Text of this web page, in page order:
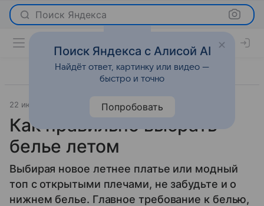
Поиск Яндекса
22 июня 2016
Как правильно выбрать
белье летом
Выбирая новое летнее платье или модный
топ с открытыми плечами, не забудьте и о
нижнем белье. Главное требование к белью,
Поиск Яндекса с Алисой AI
Найдёт ответ, картинку или видео —
быстро и точно
Попробовать